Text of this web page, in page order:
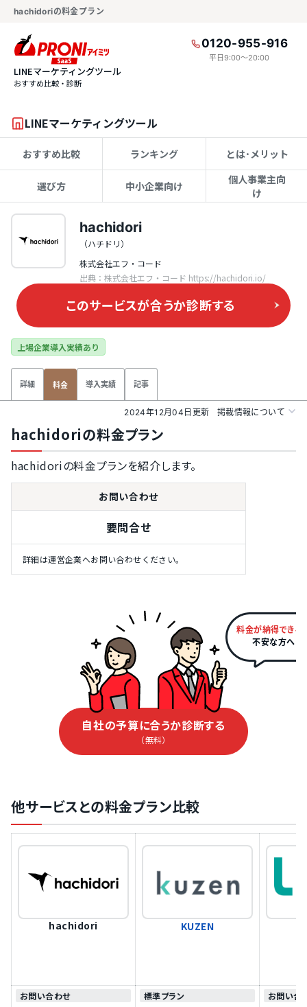
hachidoriの料金プラン
0120-955-916
平日9:00〜20:00
LINEマーケティングツール
おすすめ比較・診断
LINEマーケティングツール
おすすめ比較 ランキング とは･メリット
選び方 中小企業向け
個人事業主向
け
hachidori
（ハチドリ）
株式会社エフ・コード
出典：株式会社エフ・コード https://hachidori.io/
このサービスが合うか診断する
上場企業導入実績あり
詳細 料金 導入実績 記事
2024年12月04日更新 掲載情報について
hachidoriの料金プラン
hachidoriの料金プランを紹介します。
お問い合わせ
要問合せ
詳細は運営企業へお問い合わせください。
料金が納得できる
不安な方へ
自社の予算に合うか診断する
（無料）
他サービスとの料金プラン比較
hachidori KUZEN
お問い合わせ 標準プラン お問い合